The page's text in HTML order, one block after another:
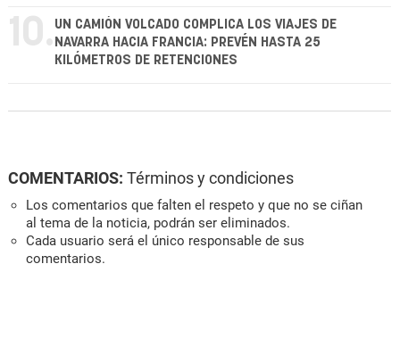
10. UN CAMIÓN VOLCADO COMPLICA LOS VIAJES DE
NAVARRA HACIA FRANCIA: PREVÉN HASTA 25
KILÓMETROS DE RETENCIONES
COMENTARIOS: Términos y condiciones
Los comentarios que falten el respeto y que no se ciñan
al tema de la noticia, podrán ser eliminados.
Cada usuario será el único responsable de sus
comentarios.